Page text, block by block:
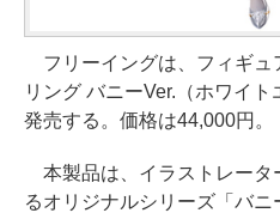
フリーイングは、フィギュ
リング バニーVer.（ホワイ
発売する。価格は44,000円。
本製品は、イラストレータ
るオリジナルシリーズ「バ